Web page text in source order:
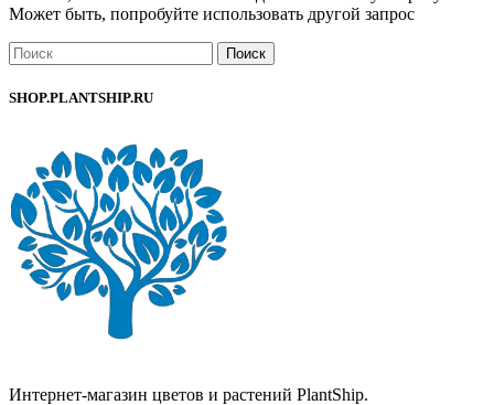
Может быть, попробуйте использовать другой запрос
Поиск
SHOP.PLANTSHIP.RU
Интернет-магазин цветов и растений PlantShip.